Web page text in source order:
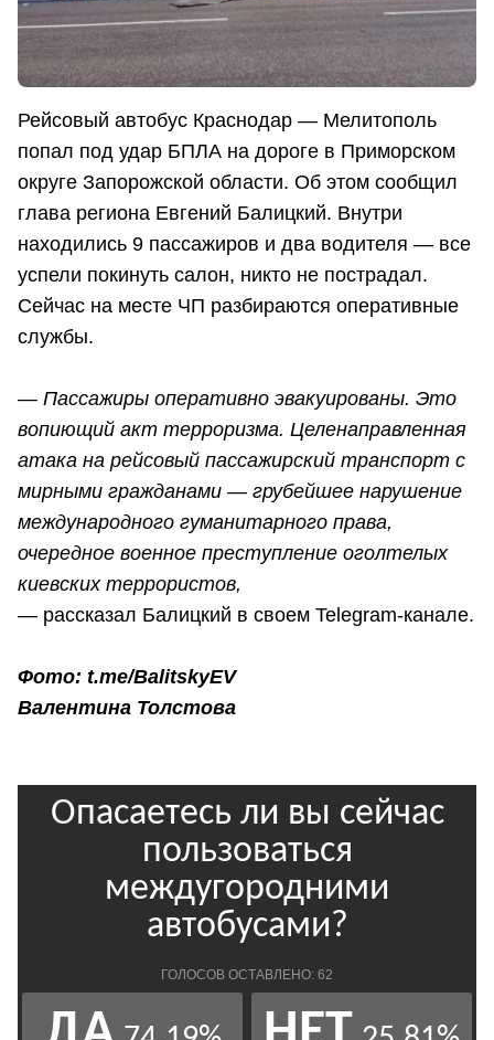
Рейсовый автобус Краснодар — Мелитополь
попал под удар БПЛА на дороге в Приморском
округе Запорожской области. Об этом сообщил
глава региона Евгений Балицкий. Внутри
находились 9 пассажиров и два водителя — все
успели покинуть салон, никто не пострадал.
Сейчас на месте ЧП разбираются оперативные
службы.
— Пассажиры оперативно эвакуированы. Это
вопиющий акт терроризма. Целенаправленная
атака на рейсовый пассажирский транспорт с
мирными гражданами — грубейшее нарушение
международного гуманитарного права,
очередное военное преступление оголтелых
киевских террористов,
— рассказал Балицкий в своем Telegram-канале.
Фото: t.me/BalitskyEV
Валентина Толстова